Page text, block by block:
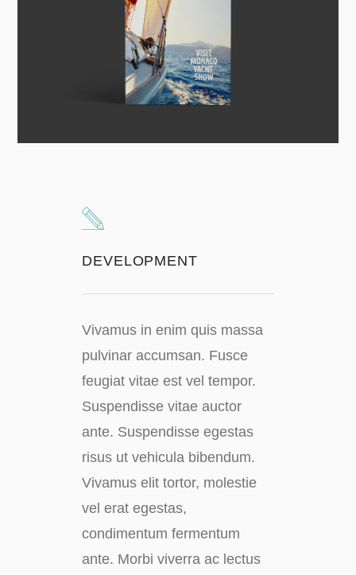
DEVELOPMENT
Vivamus in enim quis massa
pulvinar accumsan. Fusce
feugiat vitae est vel tempor.
Suspendisse vitae auctor
ante. Suspendisse egestas
risus ut vehicula bibendum.
Vivamus elit tortor, molestie
vel erat egestas,
condimentum fermentum
ante. Morbi viverra ac lectus